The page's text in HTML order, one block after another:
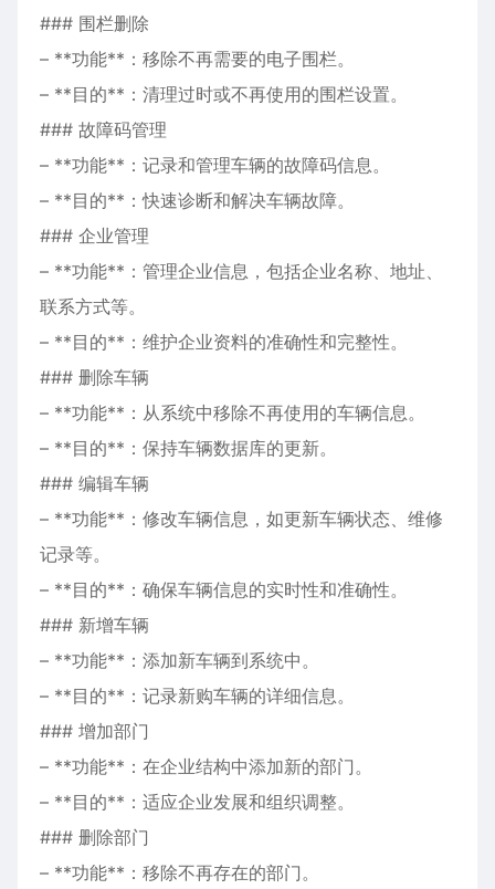
### 围栏删除
– **功能**：移除不再需要的电子围栏。
– **目的**：清理过时或不再使用的围栏设置。
### 故障码管理
– **功能**：记录和管理车辆的故障码信息。
– **目的**：快速诊断和解决车辆故障。
### 企业管理
– **功能**：管理企业信息，包括企业名称、地址、
联系方式等。
– **目的**：维护企业资料的准确性和完整性。
### 删除车辆
– **功能**：从系统中移除不再使用的车辆信息。
– **目的**：保持车辆数据库的更新。
### 编辑车辆
– **功能**：修改车辆信息，如更新车辆状态、维修
记录等。
– **目的**：确保车辆信息的实时性和准确性。
### 新增车辆
– **功能**：添加新车辆到系统中。
– **目的**：记录新购车辆的详细信息。
### 增加部门
– **功能**：在企业结构中添加新的部门。
– **目的**：适应企业发展和组织调整。
### 删除部门
– **功能**：移除不再存在的部门。